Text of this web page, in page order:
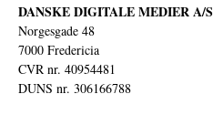
DANSKE DIGITALE MEDIER A/S
Norgesgade 48
7000 Fredericia
CVR nr. 40954481
DUNS nr. 306166788